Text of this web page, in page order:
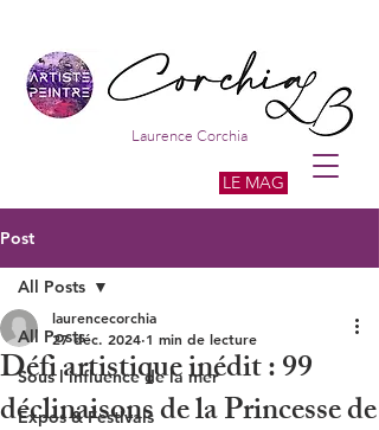
Laurence Corchia
LE MAG
Post
All Posts
Sous l'influence de la mer
Expos & Festivals
All Posts
Défi artistique inédit : 99
déclinaisons de la Princesse de
laurencecorchia
27 déc. 2024 1 min de lecture